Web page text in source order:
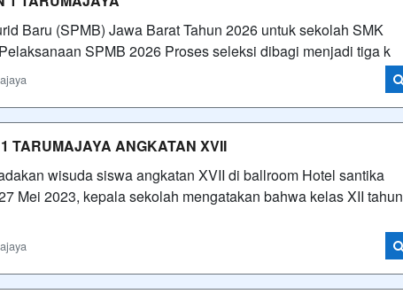
Baru (SPMB) Jawa Barat Tahun 2026 untuk sekolah SMK
SPMB 2026 Proses seleksi dibagi menjadi tiga k
TARUMAJAYA ANGKATAN XVII
wisuda siswa angkatan XVII di ballroom Hotel santika
Mei 2023, kepala sekolah mengatakan bahwa kelas XII tahun